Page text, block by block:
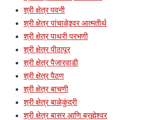
श्री क्षेत्र पवनी
श्री क्षेत्र पांचाळेश्र्वर आत्मतीर्थ
श्री क्षेत्र पाथरी परभणी
श्री क्षेत्र पीठापूर
श्री क्षेत्र पैजारवाडी
श्री क्षेत्र पैठण
श्री क्षेत्र बाचणी
श्री क्षेत्र बाळेकुंद्री
श्री क्षेत्र बासर आणि ब्रह्मेश्वर